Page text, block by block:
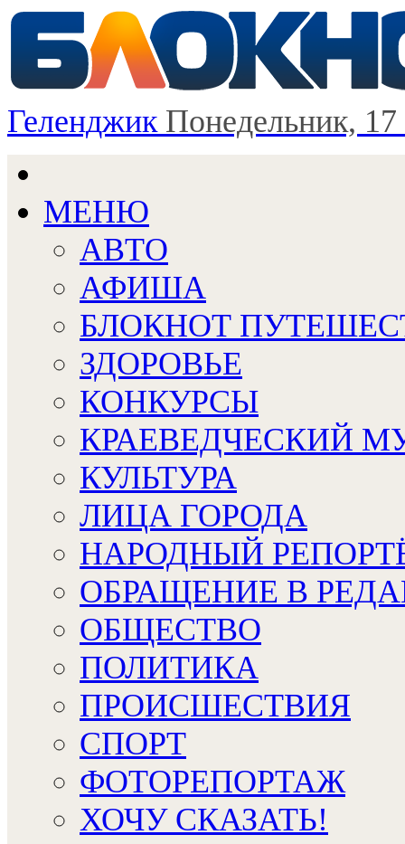
Геленджик Понедельник, 17
МЕНЮ
АВТО
АФИША
БЛОКНОТ
ЗДОРОВЬЕ
КОНКУРСЫ
КРАЕВЕДЧЕСКИЙ
КУЛЬТУРА
ЛИЦА ГОРОДА
НАРОДНЫЙ
ОБРАЩЕНИЕ В
ОБЩЕСТВО
ПОЛИТИКА
ПРОИСШЕСТВИЯ
СПОРТ
ФОТОРЕПОРТАЖ
ХОЧУ СКАЗАТЬ!